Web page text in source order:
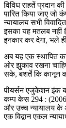
विविध राहतें प्रदान
पारित किया जाए
न्यायालय सभी
इसका यह मतलब नहीं
इनकार कर देगा, भले
अब यह एक स्थापित
ओर झुकाव रखना
सके, बशर्ते कि कानून
पीयर्सन एजुकेशन इंक
कम्प केस 294 :
और उच्च न्यायालय के
एक विद्वान एकल